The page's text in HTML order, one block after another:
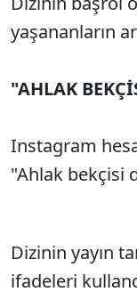
yaşananların
"AHLAK
Instagram
"Ahlak bekçisi
Dizinin yayın
ifadeleri